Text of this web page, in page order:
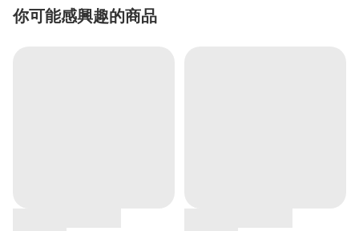
你可能感興趣的商品